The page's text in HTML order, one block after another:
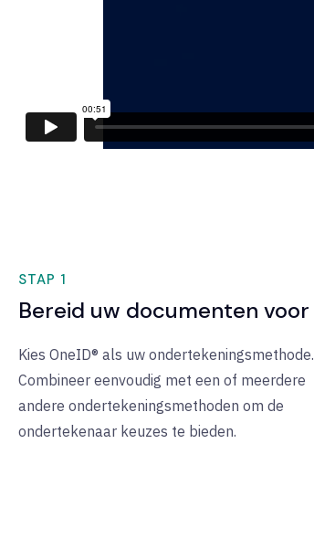
STAP 1
Bereid uw documenten voor
Kies OneID® als uw ondertekeningsmethode.
Combineer eenvoudig met een of meerdere
andere ondertekeningsmethoden om de
ondertekenaar keuzes te bieden.